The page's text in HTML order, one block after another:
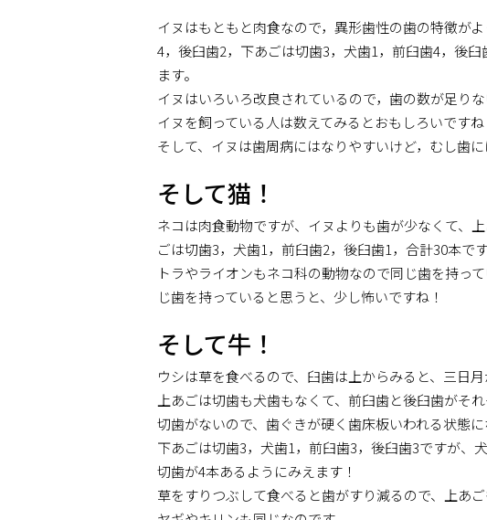
イヌはもともと肉食なので，異形歯性の歯の特徴が
4，後臼歯2，下あごは切歯3，犬歯1，前臼歯4，後
ます。
イヌはいろいろ改良されているので，歯の数が足り
イヌを飼っている人は数えてみるとおもしろいです
そして、イヌは歯周病にはなりやすいけど，むし歯に
そして猫！
ネコは肉食動物ですが、イヌよりも歯が少なくて、
ごは切歯3，犬歯1，前臼歯2，後臼歯1，合計30本です
トラやライオンもネコ科の動物なので同じ歯を持っ
じ歯を持っていると思うと、少し怖いですね！
そして牛！
ウシは草を食べるので、臼歯は上からみると、三日
上あごは切歯も犬歯もなくて、前臼歯と後臼歯がそ
切歯がないので、歯ぐきが硬く歯床板いわれる状態
下あごは切歯3，犬歯1，前臼歯3，後臼歯3ですが、
切歯が4本あるようにみえます！
草をすりつぶして食べると歯がすり減るので、上あ